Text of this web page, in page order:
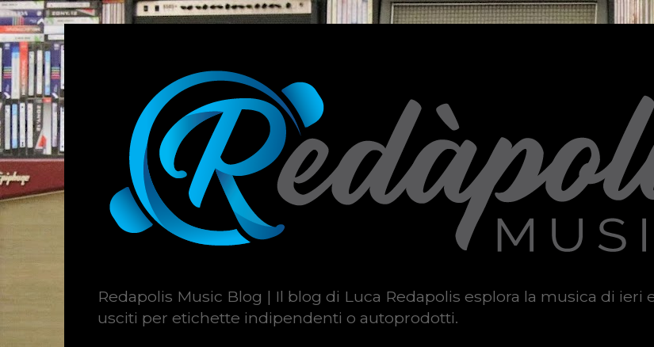
Redapolis Music Blog | Il blog di Luca Redapolis esplora la musica di
usciti per etichette indipendenti o autoprodotti.